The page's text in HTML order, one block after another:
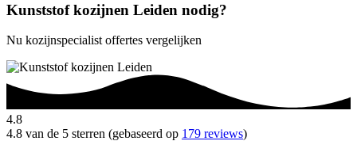
Kunststof kozijnen Leiden nodig?
Nu kozijnspecialist offertes vergelijken
4.8
4.8 van de 5 sterren (gebaseerd op 179 reviews)